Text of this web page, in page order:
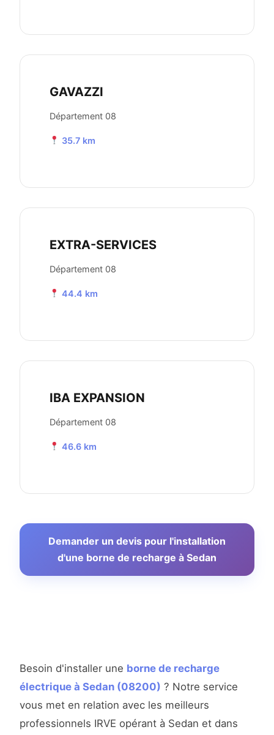
GAVAZZI
Département 08
35.7 km
EXTRA-SERVICES
Département 08
44.4 km
IBA EXPANSION
Département 08
46.6 km
Demander un devis pour l'installation
d'une borne de recharge à Sedan
Besoin d'installer une borne de recharge
électrique à Sedan (08200) ? Notre service
vous met en relation avec les meilleurs
professionnels IRVE opérant à Sedan et dans